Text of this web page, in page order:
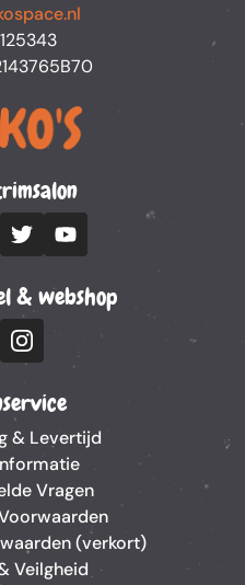
& webshop
& Levertijd
Vragen
(verkort)
Veilgheid